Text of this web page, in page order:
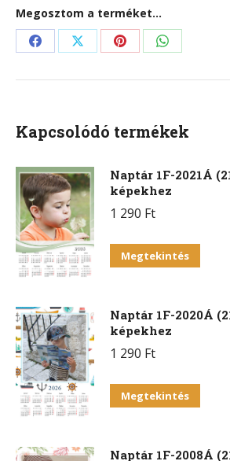
Megosztom a terméket...
Share
on
Share
on
Share
on
Share
on
Kapcsolódó termékek
Naptár 1F-2021Á
képekhez
1 290 Ft
Megtekintés
Naptár 1F-2020Á
képekhez
1 290 Ft
Megtekintés
Naptár 1F-2008Á